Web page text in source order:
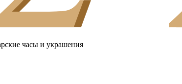
часы и украшения